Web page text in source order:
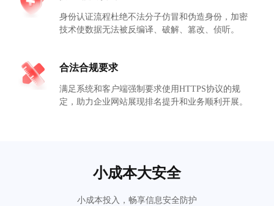
身份认证流程杜绝不法分子仿冒和伪造身份，加密
技术使数据无法被反编译、破解、篡改、侦听。
合法合规要求
满足系统和客户端强制要求使用HTTPS协议的规
定，助力企业网站展现排名提升和业务顺利开展。
小成本大安全
小成本投入，畅享信息安全防护